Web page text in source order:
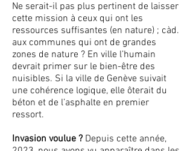
Ne serait-il pas plus pertinent de laisser
cette mission à ceux qui ont les
ressources suffisantes (en nature) ; càd.
aux communes qui ont de grandes
zones de nature ? En ville l’humain
devrait primer sur le bien-être des
nuisibles. Si la ville de Genève suivait
une cohérence logique, elle ôterait du
béton et de l’asphalte en premier
ressort.
Invasion voulue ? Depuis cette année,